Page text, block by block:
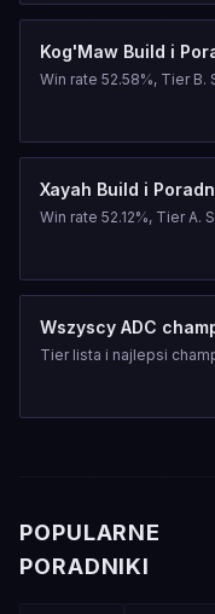
Kog'Maw Build i
Win rate 52.58%, Tier
Xayah Build i
Win rate 52.12%, Tier A.
Wszyscy ADC
Tier lista i najlepsi
POPULARNE
PORADNIKI